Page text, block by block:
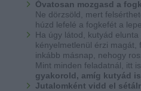
Óvatosan mozgasd a
Ne dörzsöld, mert
húzd lefelé a fogkefét a
Ha úgy látod, kutyád
kényelmetlenül érzi magát,
inkább másnap, nehogy
Mint minden feladatnál, itt
gyakorold, amíg kutyád
Jutalomként vidd el